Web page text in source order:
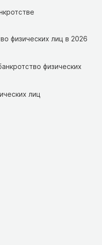
физических лиц в 2026
физических
лиц